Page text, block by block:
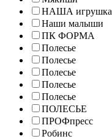
НАША игрушка
Наши малыши
ПК ФОРМА
Полесье
Полесье
Полесье
Полесье
Полесье
ПОЛЕСЬЕ
ПРОФпресс
Робинс